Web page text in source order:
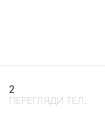
2
ПЕРЕГЛЯДИ ТЕЛ.